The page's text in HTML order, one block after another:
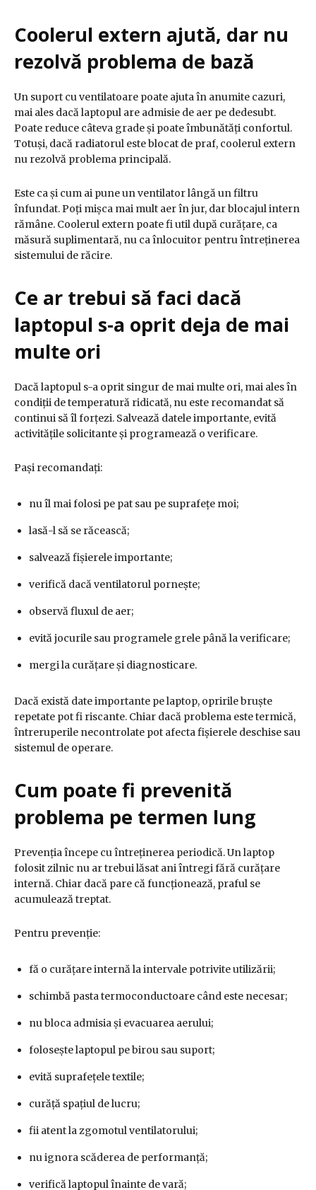
Coolerul extern ajută, dar nu
rezolvă problema de bază
Un suport cu ventilatoare poate ajuta în anumite cazuri,
mai ales dacă laptopul are admisie de aer pe dedesubt.
Poate reduce câteva grade și poate îmbunătăți confortul.
Totuși, dacă radiatorul este blocat de praf, coolerul extern
nu rezolvă problema principală.
Este ca și cum ai pune un ventilator lângă un filtru
înfundat. Poți mișca mai mult aer în jur, dar blocajul intern
rămâne. Coolerul extern poate fi util după curățare, ca
măsură suplimentară, nu ca înlocuitor pentru întreținerea
sistemului de răcire.
Ce ar trebui să faci dacă
laptopul s-a oprit deja de mai
multe ori
Dacă laptopul s-a oprit singur de mai multe ori, mai ales în
condiții de temperatură ridicată, nu este recomandat să
continui să îl forțezi. Salvează datele importante, evită
activitățile solicitante și programează o verificare.
Pași recomandați:
nu îl mai folosi pe pat sau pe suprafețe moi;
lasă-l să se răcească;
salvează fișierele importante;
verifică dacă ventilatorul pornește;
observă fluxul de aer;
evită jocurile sau programele grele până la verificare;
mergi la curățare și diagnosticare.
Dacă există date importante pe laptop, opririle bruște
repetate pot fi riscante. Chiar dacă problema este termică,
întreruperile necontrolate pot afecta fișierele deschise sau
sistemul de operare.
Cum poate fi prevenită
problema pe termen lung
Prevenția începe cu întreținerea periodică. Un laptop
folosit zilnic nu ar trebui lăsat ani întregi fără curățare
internă. Chiar dacă pare că funcționează, praful se
acumulează treptat.
Pentru prevenție:
fă o curățare internă la intervale potrivite utilizării;
schimbă pasta termoconductoare când este necesar;
nu bloca admisia și evacuarea aerului;
folosește laptopul pe birou sau suport;
evită suprafețele textile;
curăță spațiul de lucru;
fii atent la zgomotul ventilatorului;
nu ignora scăderea de performanță;
verifică laptopul înainte de vară;